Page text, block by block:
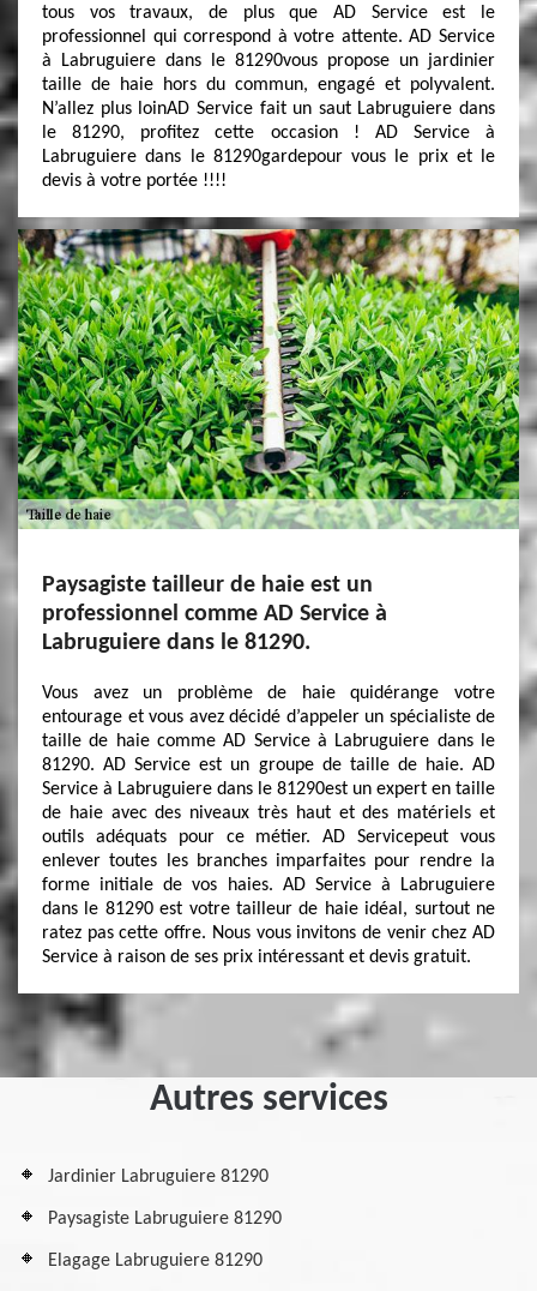
tous vos travaux, de plus que AD Service est le
professionnel qui correspond à votre attente. AD Service
à Labruguiere dans le 81290vous propose un jardinier
taille de haie hors du commun, engagé et polyvalent.
N’allez plus loinAD Service fait un saut Labruguiere dans
le 81290, profitez cette occasion ! AD Service à
Labruguiere dans le 81290gardepour vous le prix et le
devis à votre portée !!!!
Paysagiste tailleur de haie est un
professionnel comme AD Service à
Labruguiere dans le 81290.
Vous avez un problème de haie quidérange votre
entourage et vous avez décidé d’appeler un spécialiste de
taille de haie comme AD Service à Labruguiere dans le
81290. AD Service est un groupe de taille de haie. AD
Service à Labruguiere dans le 81290est un expert en taille
de haie avec des niveaux très haut et des matériels et
outils adéquats pour ce métier. AD Servicepeut vous
enlever toutes les branches imparfaites pour rendre la
forme initiale de vos haies. AD Service à Labruguiere
dans le 81290 est votre tailleur de haie idéal, surtout ne
ratez pas cette offre. Nous vous invitons de venir chez AD
Service à raison de ses prix intéressant et devis gratuit.
Autres services
Jardinier Labruguiere 81290
Paysagiste Labruguiere 81290
Elagage Labruguiere 81290